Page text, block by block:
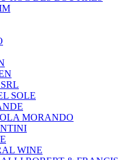
SOLE
MORANDO
WINE